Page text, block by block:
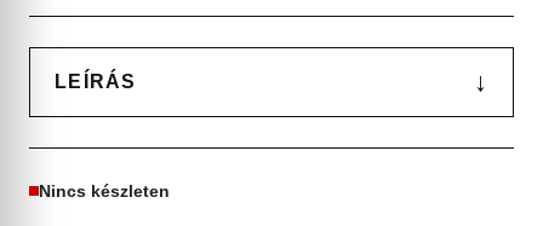
LEÍRÁS ↓
Nincs készleten